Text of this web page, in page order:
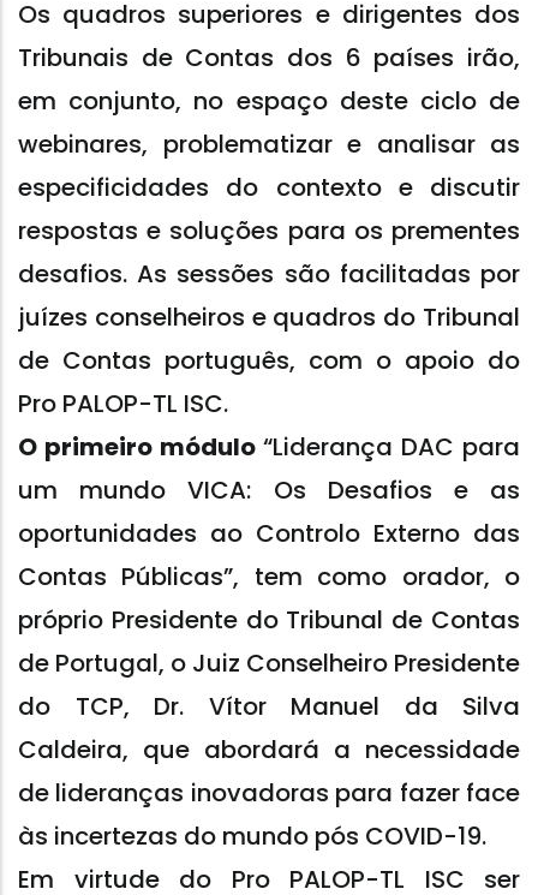
Os quadros superiores e dirigentes dos
Tribunais de Contas dos 6 países irão,
em conjunto, no espaço deste ciclo de
webinares, problematizar e analisar as
especificidades do contexto e discutir
respostas e soluções para os prementes
desafios. As sessões são facilitadas por
juízes conselheiros e quadros do Tribunal
de Contas português, com o apoio do
Pro PALOP-TL ISC.
O primeiro módulo“Liderança DAC para
um mundo VICA: Os Desafios e as
oportunidades ao Controlo Externo das
Contas Públicas”, tem como orador, o
próprio Presidente do Tribunal de Contas
de Portugal, o Juiz Conselheiro Presidente
do TCP, Dr. Vítor Manuel da Silva
Caldeira, que abordará a necessidade
de lideranças inovadoras para fazer face
às incertezas do mundo pós COVID-19.
Em virtude do Pro PALOP-TL ISC ser